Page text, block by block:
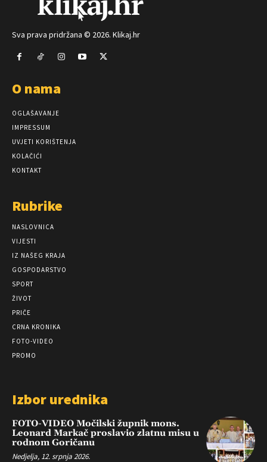
Sva prava pridržana © 2026. Klikaj.hr
O nama
OGLAŠAVANJE
IMPRESSUM
UVJETI KORIŠTENJA
KOLAČIĆI
KONTAKT
Rubrike
NASLOVNICA
VIJESTI
IZ NAŠEG KRAJA
GOSPODARSTVO
SPORT
ŽIVOT
PRIČE
CRNA KRONIKA
FOTO-VIDEO
PROMO
Izbor urednika
FOTO-VIDEO Močilski župnik mons.
Leonard Markač proslavio zlatnu misu u
rodnom Goričanu
Nedjelja, 12. srpnja 2026.